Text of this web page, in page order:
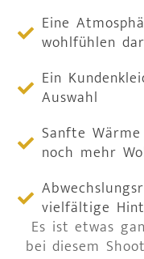
Eine
wohlfühlen
Ein
Auswahl
Sanfte
noch mehr
vielfältige
Es ist etwas
bei diesem